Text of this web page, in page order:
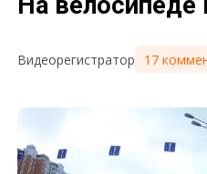
Видеорегистратор 17